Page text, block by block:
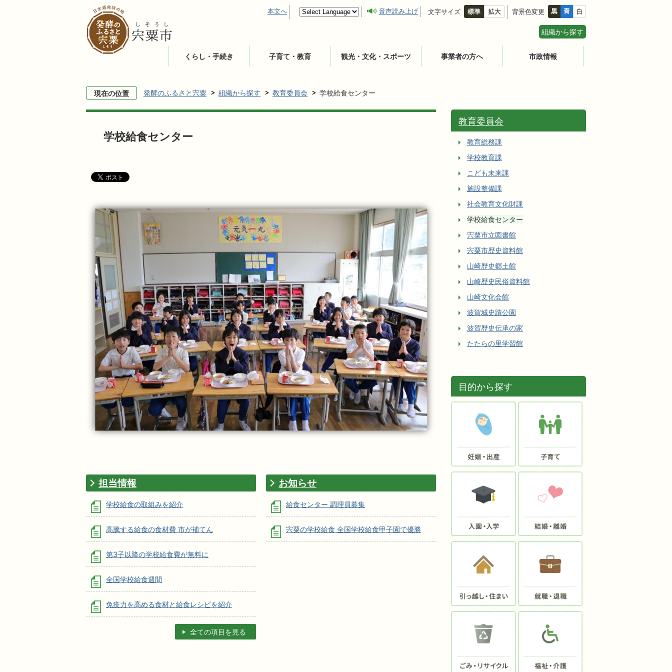
本文へ 音声読み上げ 文字サイズ 背景色変更
組織から探す
くらし・手続き 子育て・教育 観光・文化・スポーツ 事業者の方へ 市政情報
現在の位置 発酵のふるさと宍粟 組織から探す 教育委員会 学校給食センター
学校給食センター
担当情報
学校給食の取組みを紹介
高騰する給食の食材費 市が補てん
第3子以降の学校給食費が無料に
全国学校給食週間
免疫力を高める食材と給食レシピを紹介
全ての項目を見る
お知らせ
給食センター 調理員募集
宍粟の学校給食 全国学校給食甲子園で優勝
教育委員会
教育総務課
学校教育課
こども未来課
施設整備課
社会教育文化財課
学校給食センター
宍粟市立図書館
宍粟市歴史資料館
山崎歴史郷土館
山崎歴史民俗資料館
山崎文化会館
波賀城史蹟公園
波賀歴史伝承の家
たたらの里学習館
目的から探す